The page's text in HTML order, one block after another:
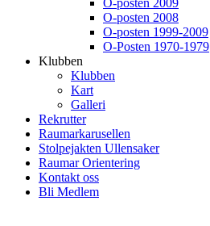
O-posten 2009
O-posten 2008
O-posten 1999-2009
O-Posten 1970-1979
Klubben
Klubben
Kart
Galleri
Rekrutter
Raumarkarusellen
Stolpejakten Ullensaker
Raumar Orientering
Kontakt oss
Bli Medlem